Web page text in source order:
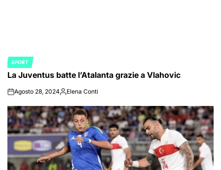
POSTED
IN
SPORT
La Juventus batte l’Atalanta grazie a Vlahovic
onAgosto 28, 2024Posted
Elena Conti